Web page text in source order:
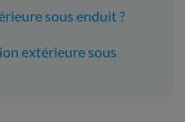
sous enduit ?
extérieure sous